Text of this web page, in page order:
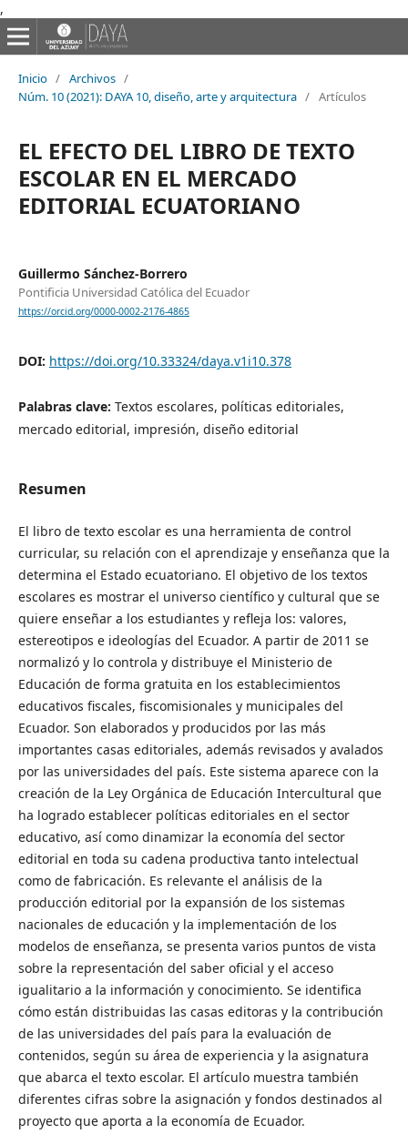
,
Inicio / Archivos /
Núm. 10 (2021): DAYA 10, diseño, arte y arquitectura / Artículos
EL EFECTO DEL LIBRO DE TEXTO
ESCOLAR EN EL MERCADO
EDITORIAL ECUATORIANO
Guillermo Sánchez-Borrero
Pontificia Universidad Católica del Ecuador
https://orcid.org/0000-0002-2176-4865
DOI: https://doi.org/10.33324/daya.v1i10.378
Palabras clave: Textos escolares, políticas editoriales,
mercado editorial, impresión, diseño editorial
Resumen
El libro de texto escolar es una herramienta de control
curricular, su relación con el aprendizaje y enseñanza que la
determina el Estado ecuatoriano. El objetivo de los textos
escolares es mostrar el universo científico y cultural que se
quiere enseñar a los estudiantes y refleja los: valores,
estereotipos e ideologías del Ecuador. A partir de 2011 se
normalizó y lo controla y distribuye el Ministerio de
Educación de forma gratuita en los establecimientos
educativos fiscales, fiscomisionales y municipales del
Ecuador. Son elaborados y producidos por las más
importantes casas editoriales, además revisados y avalados
por las universidades del país. Este sistema aparece con la
creación de la Ley Orgánica de Educación Intercultural que
ha logrado establecer políticas editoriales en el sector
educativo, así como dinamizar la economía del sector
editorial en toda su cadena productiva tanto intelectual
como de fabricación. Es relevante el análisis de la
producción editorial por la expansión de los sistemas
nacionales de educación y la implementación de los
modelos de enseñanza, se presenta varios puntos de vista
sobre la representación del saber oficial y el acceso
igualitario a la información y conocimiento. Se identifica
cómo están distribuidas las casas editoras y la contribución
de las universidades del país para la evaluación de
contenidos, según su área de experiencia y la asignatura
que abarca el texto escolar. El artículo muestra también
diferentes cifras sobre la asignación y fondos destinados al
proyecto que aporta a la economía de Ecuador.